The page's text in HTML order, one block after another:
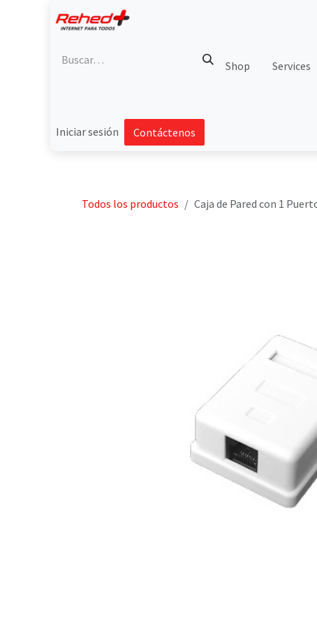
Shop Services
Iniciar sesión Contáctenos
Todos los productos Caja de Pared con 1